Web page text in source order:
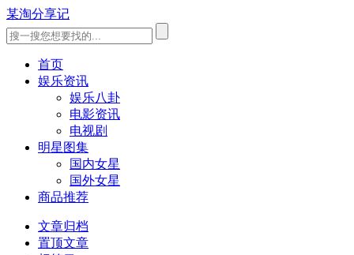
某淘分享记
首页
娱乐资讯
娱乐八卦
电影资讯
电视剧
明星图集
国内女星
国外女星
商品推荐
文章归档
置顶文章